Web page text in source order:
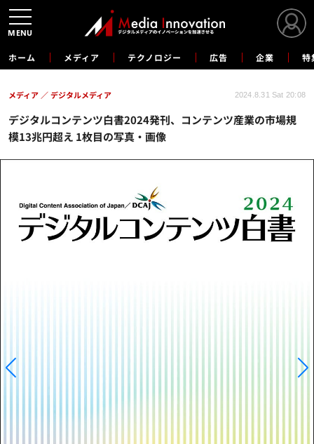
ホーム メディア テクノロジー 広告 企業 特
デジタルコンテンツ白書2024発刊、コンテンツ産業の市場規
模13兆円超え 1枚目の写真・画像
メディア デジタルメディア 2024.8.31 Sat 20:08
MENU